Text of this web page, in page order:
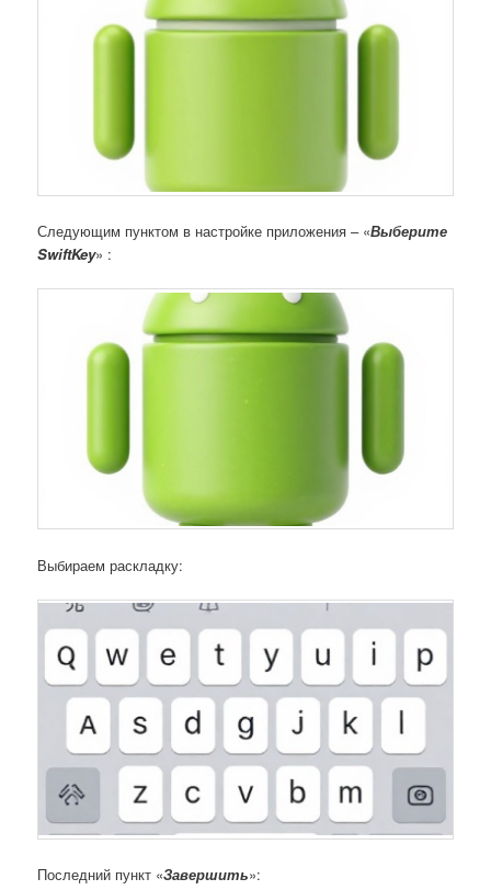
Следующим пунктом в настройке приложения – «Выберите
SwiftKey» :
Выбираем раскладку:
Последний пункт «Завершить»: